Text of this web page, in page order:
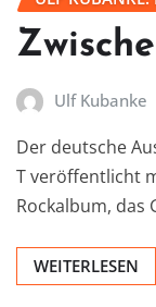
Ulf Kubanke
Der deutsche
T veröffentlicht
Rockalbum,
WEITERLESEN